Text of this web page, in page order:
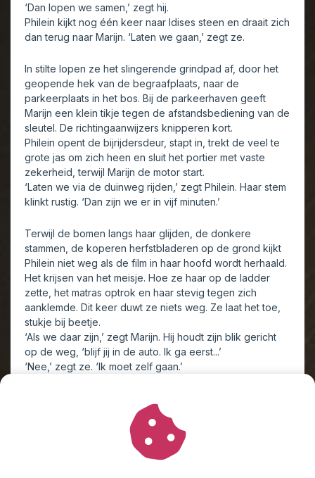
‘Dan lopen we samen,’ zegt hij.
Philein kijkt nog één keer naar Idises steen en draait zich
dan terug naar Marijn. ‘Laten we gaan,’ zegt ze.
In stilte lopen ze het slingerende grindpad af, door het
geopende hek van de begraafplaats, naar de
parkeerplaats in het bos. Bij de parkeerhaven geeft
Marijn een klein tikje tegen de afstandsbediening van de
sleutel. De richtingaanwijzers knipperen kort.
Philein opent de bijrijdersdeur, stapt in, trekt de veel te
grote jas om zich heen en sluit het portier met vaste
zekerheid, terwijl Marijn de motor start.
‘Laten we via de duinweg rijden,’ zegt Philein. Haar stem
klinkt rustig. ‘Dan zijn we er in vijf minuten.’
Terwijl de bomen langs haar glijden, de donkere
stammen, de koperen herfstbladeren op de grond kijkt
Philein niet weg als de film in haar hoofd wordt herhaald.
Het krijsen van het meisje. Hoe ze haar op de ladder
zette, het matras optrok en haar stevig tegen zich
aanklemde. Dit keer duwt ze niets weg. Ze laat het toe,
stukje bij beetje.
‘Als we daar zijn,’ zegt Marijn. Hij houdt zijn blik gericht
op de weg, ‘blijf jij in de auto. Ik ga eerst...’
‘Nee,’ zegt ze. ‘Ik moet zelf gaan.’
‘Oké,’ zegt hij, terwijl hij de auto het bos uitrijdt in de